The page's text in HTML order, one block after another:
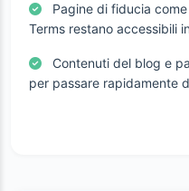
Pagine di fiducia
Terms restano accessibili
Contenuti del blog e
per passare rapidamente